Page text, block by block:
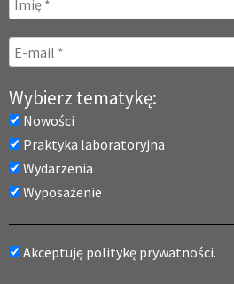
Wybierz tematykę:
Nowości
Praktyka laboratoryjna
Wydarzenia
Wyposażenie
Akceptuję politykę prywatności.